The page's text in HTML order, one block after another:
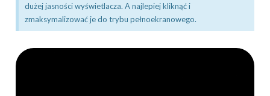
dużej jasności wyświetlacza. A najlepiej kliknąć i
zmaksymalizować je do trybu pełnoekranowego.